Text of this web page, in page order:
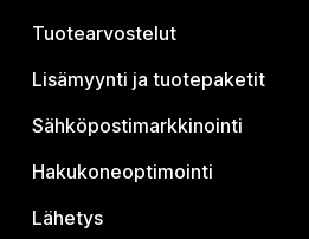
Tuotearvostelut
Lisämyynti ja tuotepaketit
Sähköpostimarkkinointi
Hakukoneoptimointi
Lähetys